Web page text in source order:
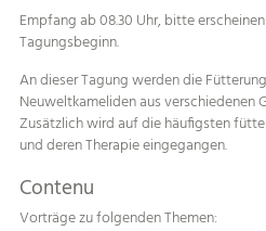
Empfang ab 08.30 Uhr, bitte
Tagungsbeginn.
An dieser Tagung werden die
Neuweltkameliden aus verschiedenen
Zusätzlich wird auf die häufigsten
und deren Therapie eingegangen.
Contenu
Vorträge zu folgenden Themen: